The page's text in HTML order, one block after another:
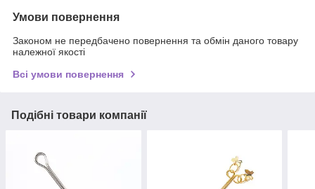
Умови повернення
Законом не передбачено повернення та обмін даного товару
належної якості
Всі умови повернення
Подібні товари компанії